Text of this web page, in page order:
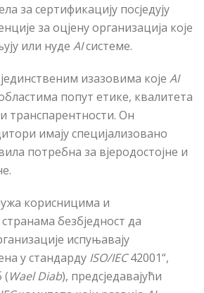
за сертификацију посједују
за оцјену организација које
или нуде AIсистеме.
изазовима које AI
попут етике, квалитета
транспарентности. Он
имају специјализовано
потребна за вјеродостојне и
корисницима и
безбједност да
испуњавају
у стандарду ISO/IEC 42001“,
(Wael Diab), предсједавајући